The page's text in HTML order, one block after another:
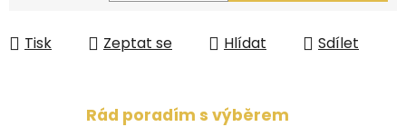
Tisk Zeptat se Hlídat Sdílet
Rád poradím s výběrem